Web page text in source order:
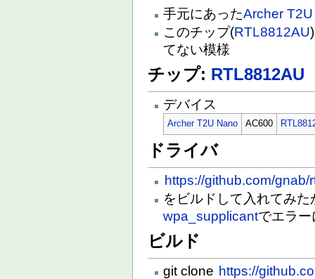
手元にあったArcher
このチップ(RTL8812AU
てない模様
チップ: RTL8812AU
デバイス
Archer T2U Nano AC600
ドライバ
https://github.com/gnab/
をビルドして入れてみた
wpa_supplicantでエラ
ビルド
git clone https://